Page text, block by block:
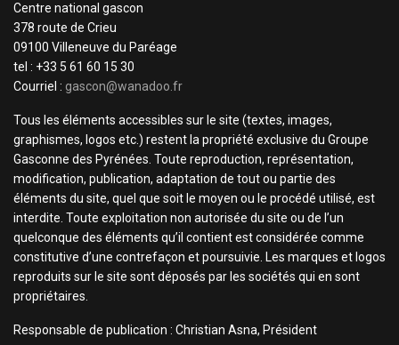
Centre national gascon
378 route de Crieu
09100 Villeneuve du Paréage
tel : +33 5 61 60 15 30
Courriel : gascon@wanadoo.fr
Tous les éléments accessibles sur le site (textes, images,
graphismes, logos etc.) restent la propriété exclusive du Groupe
Gasconne des Pyrénées. Toute reproduction, représentation,
modification, publication, adaptation de tout ou partie des
éléments du site, quel que soit le moyen ou le procédé utilisé, est
interdite. Toute exploitation non autorisée du site ou de l’un
quelconque des éléments qu’il contient est considérée comme
constitutive d’une contrefaçon et poursuivie. Les marques et logos
reproduits sur le site sont déposés par les sociétés qui en sont
propriétaires.
Responsable de publication : Christian Asna, Président